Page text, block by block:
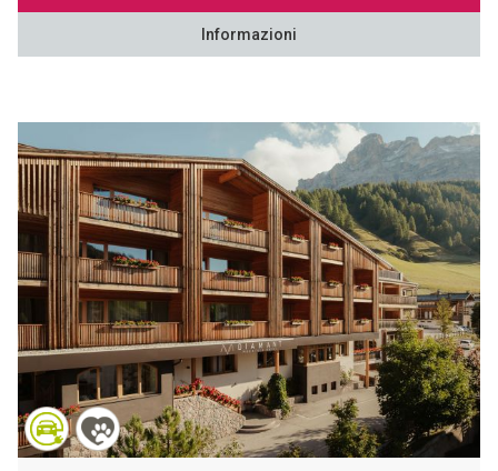
Informazioni